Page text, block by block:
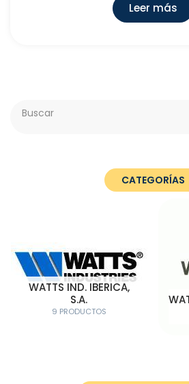
Leer más
CATEGORÍAS
WATTS IND. IBERICA,
S.A.
9 PRODUCTOS